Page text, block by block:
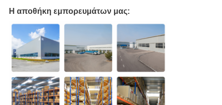
Η αποθήκη εμπορευμάτων μας: